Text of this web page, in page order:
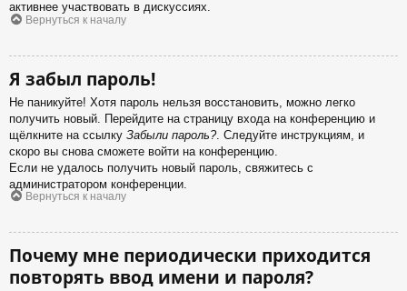
активнее участвовать в дискуссиях.
Вернуться к началу
Я забыл пароль!
Не паникуйте! Хотя пароль нельзя восстановить, можно легко
получить новый. Перейдите на страницу входа на конференцию и
щёлкните на ссылку Забыли пароль?. Следуйте инструкциям, и
скоро вы снова сможете войти на конференцию.
Если не удалось получить новый пароль, свяжитесь с
администратором конференции.
Вернуться к началу
Почему мне периодически приходится
повторять ввод имени и пароля?